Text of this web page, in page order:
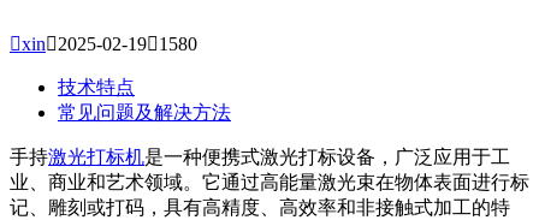
xin2025-02-191580
技术特点
常见问题及解决方法
手持激光打标机是一种便携式激光打标设备，广泛应用于工
业、商业和艺术领域。它通过高能量激光束在物体表面进行标
记、雕刻或打码，具有高精度、高效率和非接触式加工的特